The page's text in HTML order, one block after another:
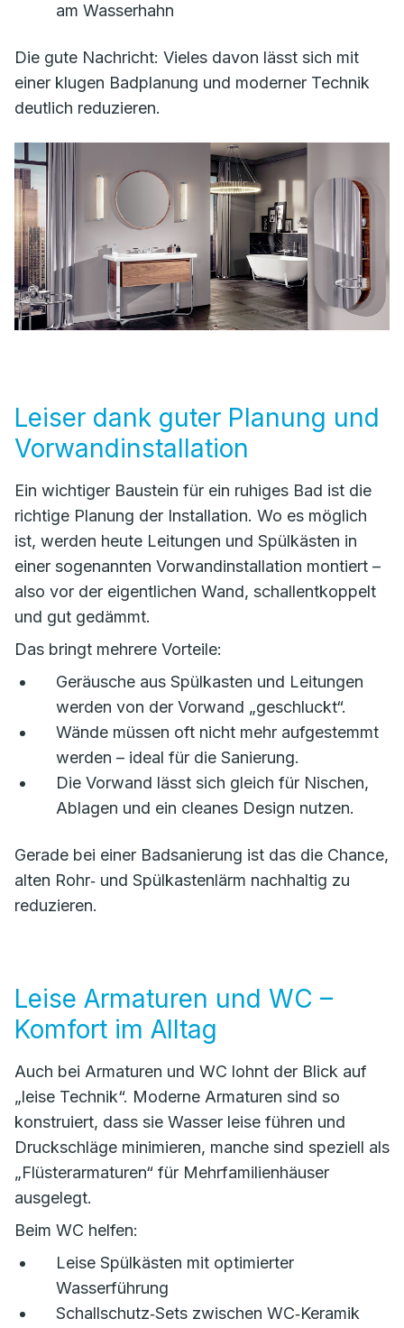
am Wasserhahn
Die gute Nachricht: Vieles davon lässt sich mit
einer klugen Badplanung und moderner Technik
deutlich reduzieren.
Leiser dank guter Planung und
Vorwandinstallation
Ein wichtiger Baustein für ein ruhiges Bad ist die
richtige Planung der Installation. Wo es möglich
ist, werden heute Leitungen und Spülkästen in
einer sogenannten Vorwandinstallation montiert –
also vor der eigentlichen Wand, schallentkoppelt
und gut gedämmt.
Das bringt mehrere Vorteile:
Geräusche aus Spülkasten und Leitungen
werden von der Vorwand „geschluckt“.
Wände müssen oft nicht mehr aufgestemmt
werden – ideal für die Sanierung.
Die Vorwand lässt sich gleich für Nischen,
Ablagen und ein cleanes Design nutzen.
Gerade bei einer Badsanierung ist das die Chance,
alten Rohr‑ und Spülkastenlärm nachhaltig zu
reduzieren.
Leise Armaturen und WC –
Komfort im Alltag
Auch bei Armaturen und WC lohnt der Blick auf
„leise Technik“. Moderne Armaturen sind so
konstruiert, dass sie Wasser leise führen und
Druckschläge minimieren, manche sind speziell als
„Flüsterarmaturen“ für Mehrfamilienhäuser
ausgelegt.
Beim WC helfen:
Leise Spülkästen mit optimierter
Wasserführung
Schallschutz‑Sets zwischen WC‑Keramik